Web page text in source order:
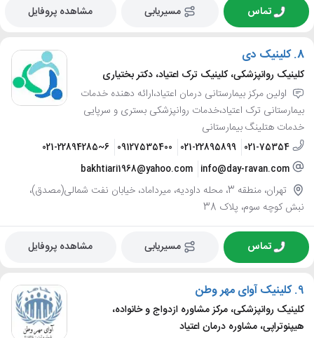
تماس مسیریابی مشاهده پروفایل
8. کلینیک دی
کلینیک روانپزشکی، کلینیک ترک اعتیاد، دکتر بختیاری
اولین مرکز بیمارستانی درمان اعتیاد،ارائه دهنده خدمات
بیمارستانی ترک اعتیاد،خدمات روانپزشکی بستری و سرپایی
خدمات هتلینگ بیمارستانی
021-75354
021-22895899
09127535400
021-22894285~6
info@day-ravan.com
bakhtiari1968@yahoo.com
تهران، منطقه 3، محله داودیه، میرداماد، خیابان نفت شمالی(مصدق)،
نبش کوچه سوم، پلاک 38
تماس مسیریابی مشاهده پروفایل
9. کلینیک آوای مهر وطن
کلینیک روانپزشکی، مرکز مشاوره ازدواج و خانواده،
هیپنوتراپی، مشاوره درمان اعتیاد